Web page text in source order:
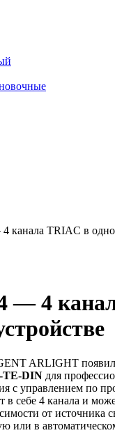
канала TRIAC в
— 4
ARLIGHT
TE-DIN для
с управлением по
в себе 4 канала и
от источника
или в